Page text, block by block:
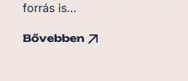
forrás is…
Bővebben